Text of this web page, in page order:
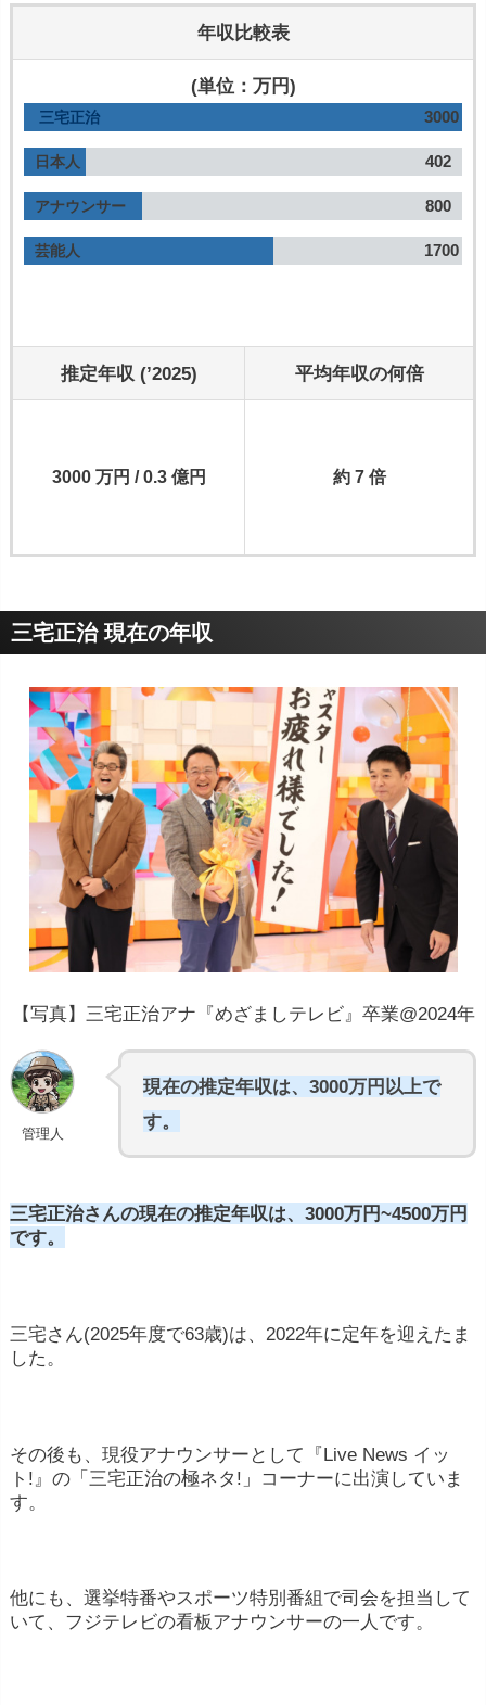
年収比較表
(単位：万円)
三宅正治 3000
日本人 402
アナウンサー 800
芸能人 1700
推定年収 (’2025) 平均年収の何倍
3000 万円 / 0.3 億円 約 7 倍
三宅正治 現在の年収
【写真】三宅正治アナ『めざましテレビ』卒業@2024年
管理人
現在の推定年収は、3000万円以上で
す。
三宅正治さんの現在の推定年収は、3000万円~4500万円
です。
三宅さん(2025年度で63歳)は、2022年に定年を迎えたま
した。
その後も、現役アナウンサーとして『Live News イッ
ト!』の「三宅正治の極ネタ!」コーナーに出演していま
す。
他にも、選挙特番やスポーツ特別番組で司会を担当して
いて、フジテレビの看板アナウンサーの一人です。